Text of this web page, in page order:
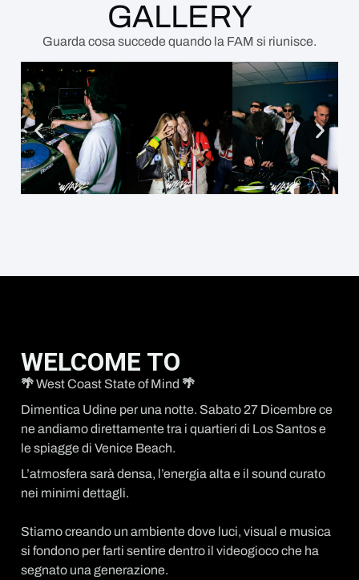
GALLERY
Guarda cosa succede quando la FAM si riunisce.
WELCOME TO
🌴 West Coast State of Mind 🌴
Dimentica Udine per una notte. Sabato 27 Dicembre ce
ne andiamo direttamente tra i quartieri di Los Santos e
le spiagge di Venice Beach.
L’atmosfera sarà densa, l’energia alta e il sound curato
nei minimi dettagli.
Stiamo creando un ambiente dove luci, visual e musica
si fondono per farti sentire dentro il videogioco che ha
segnato una generazione.